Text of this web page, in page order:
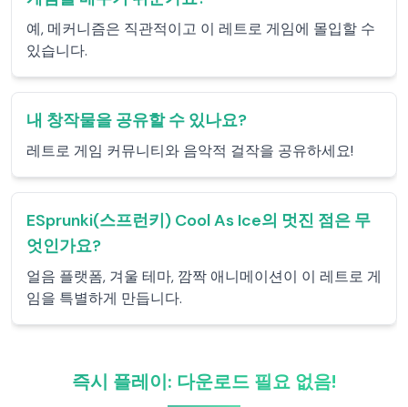
예, 메커니즘은 직관적이고 이 레트로 게임에 몰입할 수
있습니다.
내 창작물을 공유할 수 있나요?
레트로 게임 커뮤니티와 음악적 걸작을 공유하세요!
ESprunki(스프런키) Cool As Ice의 멋진 점은 무
엇인가요?
얼음 플랫폼, 겨울 테마, 깜짝 애니메이션이 이 레트로 게
임을 특별하게 만듭니다.
즉시 플레이: 다운로드 필요 없음!